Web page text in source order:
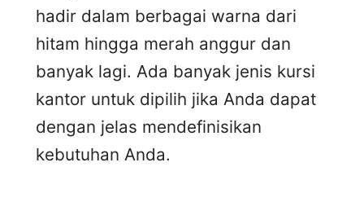
hadir dalam berbagai warna dari
hitam hingga merah anggur dan
banyak lagi. Ada banyak jenis kursi
kantor untuk dipilih jika Anda dapat
dengan jelas mendefinisikan
kebutuhan Anda.